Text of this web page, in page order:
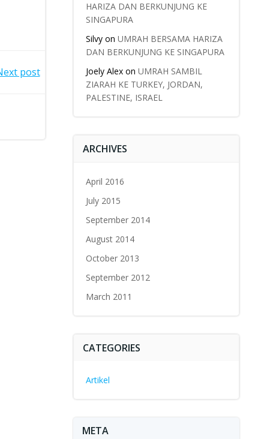
post
HARIZA DAN BERKUNJUNG KE
SINGAPURA
Silvyon UMRAH BERSAMA HARIZA
DAN BERKUNJUNG KE SINGAPURA
Joely Alexon UMRAH SAMBIL
ZIARAH KE TURKEY, JORDAN,
PALESTINE, ISRAEL
ARCHIVES
April 2016
July 2015
September 2014
August 2014
October 2013
September 2012
March 2011
CATEGORIES
Artikel
META